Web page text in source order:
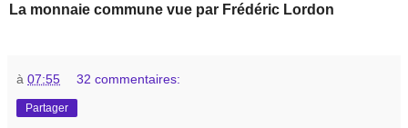
La monnaie commune vue par Frédéric Lordon
à 07:55 32 commentaires:
Partager